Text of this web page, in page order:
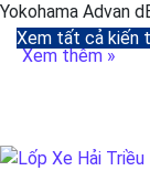
Yokohama Advan
Xem thêm »
Xem tất cả kiến